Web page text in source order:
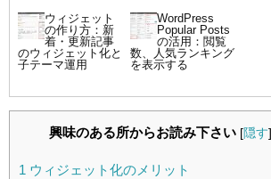
ウィジェット
の作り方：新
着・更新記事
のウィジェット化と
子テーマ運用
WordPress
Popular Posts
の活用：閲覧
数、人気ランキング
を表示する
興味のある所からお読み下さい [隠す]
1 ウィジェット化のメリット